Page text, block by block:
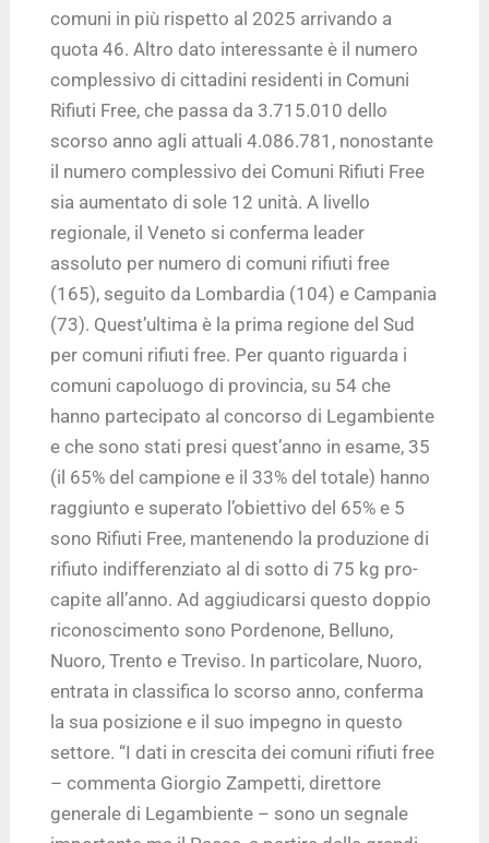
comuni in più rispetto al 2025 arrivando a
quota 46. Altro dato interessante è il numero
complessivo di cittadini residenti in Comuni
Rifiuti Free, che passa da 3.715.010 dello
scorso anno agli attuali 4.086.781, nonostante
il numero complessivo dei Comuni Rifiuti Free
sia aumentato di sole 12 unità. A livello
regionale, il Veneto si conferma leader
assoluto per numero di comuni rifiuti free
(165), seguito da Lombardia (104) e Campania
(73). Quest’ultima è la prima regione del Sud
per comuni rifiuti free. Per quanto riguarda i
comuni capoluogo di provincia, su 54 che
hanno partecipato al concorso di Legambiente
e che sono stati presi quest’anno in esame, 35
(il 65% del campione e il 33% del totale) hanno
raggiunto e superato l’obiettivo del 65% e 5
sono Rifiuti Free, mantenendo la produzione di
rifiuto indifferenziato al di sotto di 75 kg pro-
capite all’anno. Ad aggiudicarsi questo doppio
riconoscimento sono Pordenone, Belluno,
Nuoro, Trento e Treviso. In particolare, Nuoro,
entrata in classifica lo scorso anno, conferma
la sua posizione e il suo impegno in questo
settore. “I dati in crescita dei comuni rifiuti free
– commenta Giorgio Zampetti, direttore
generale di Legambiente – sono un segnale